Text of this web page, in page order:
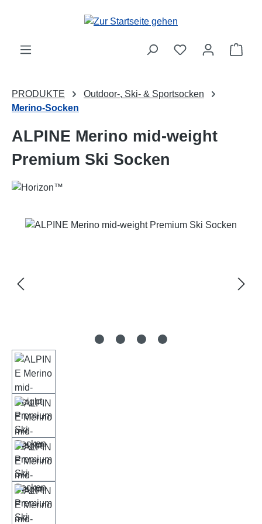
Zum Hauptinhalt springen
PRODUKTE
Outdoor-, Ski- & Sportsocken
Merino-Socken
ALPINE Merino mid-weight
Premium Ski Socken